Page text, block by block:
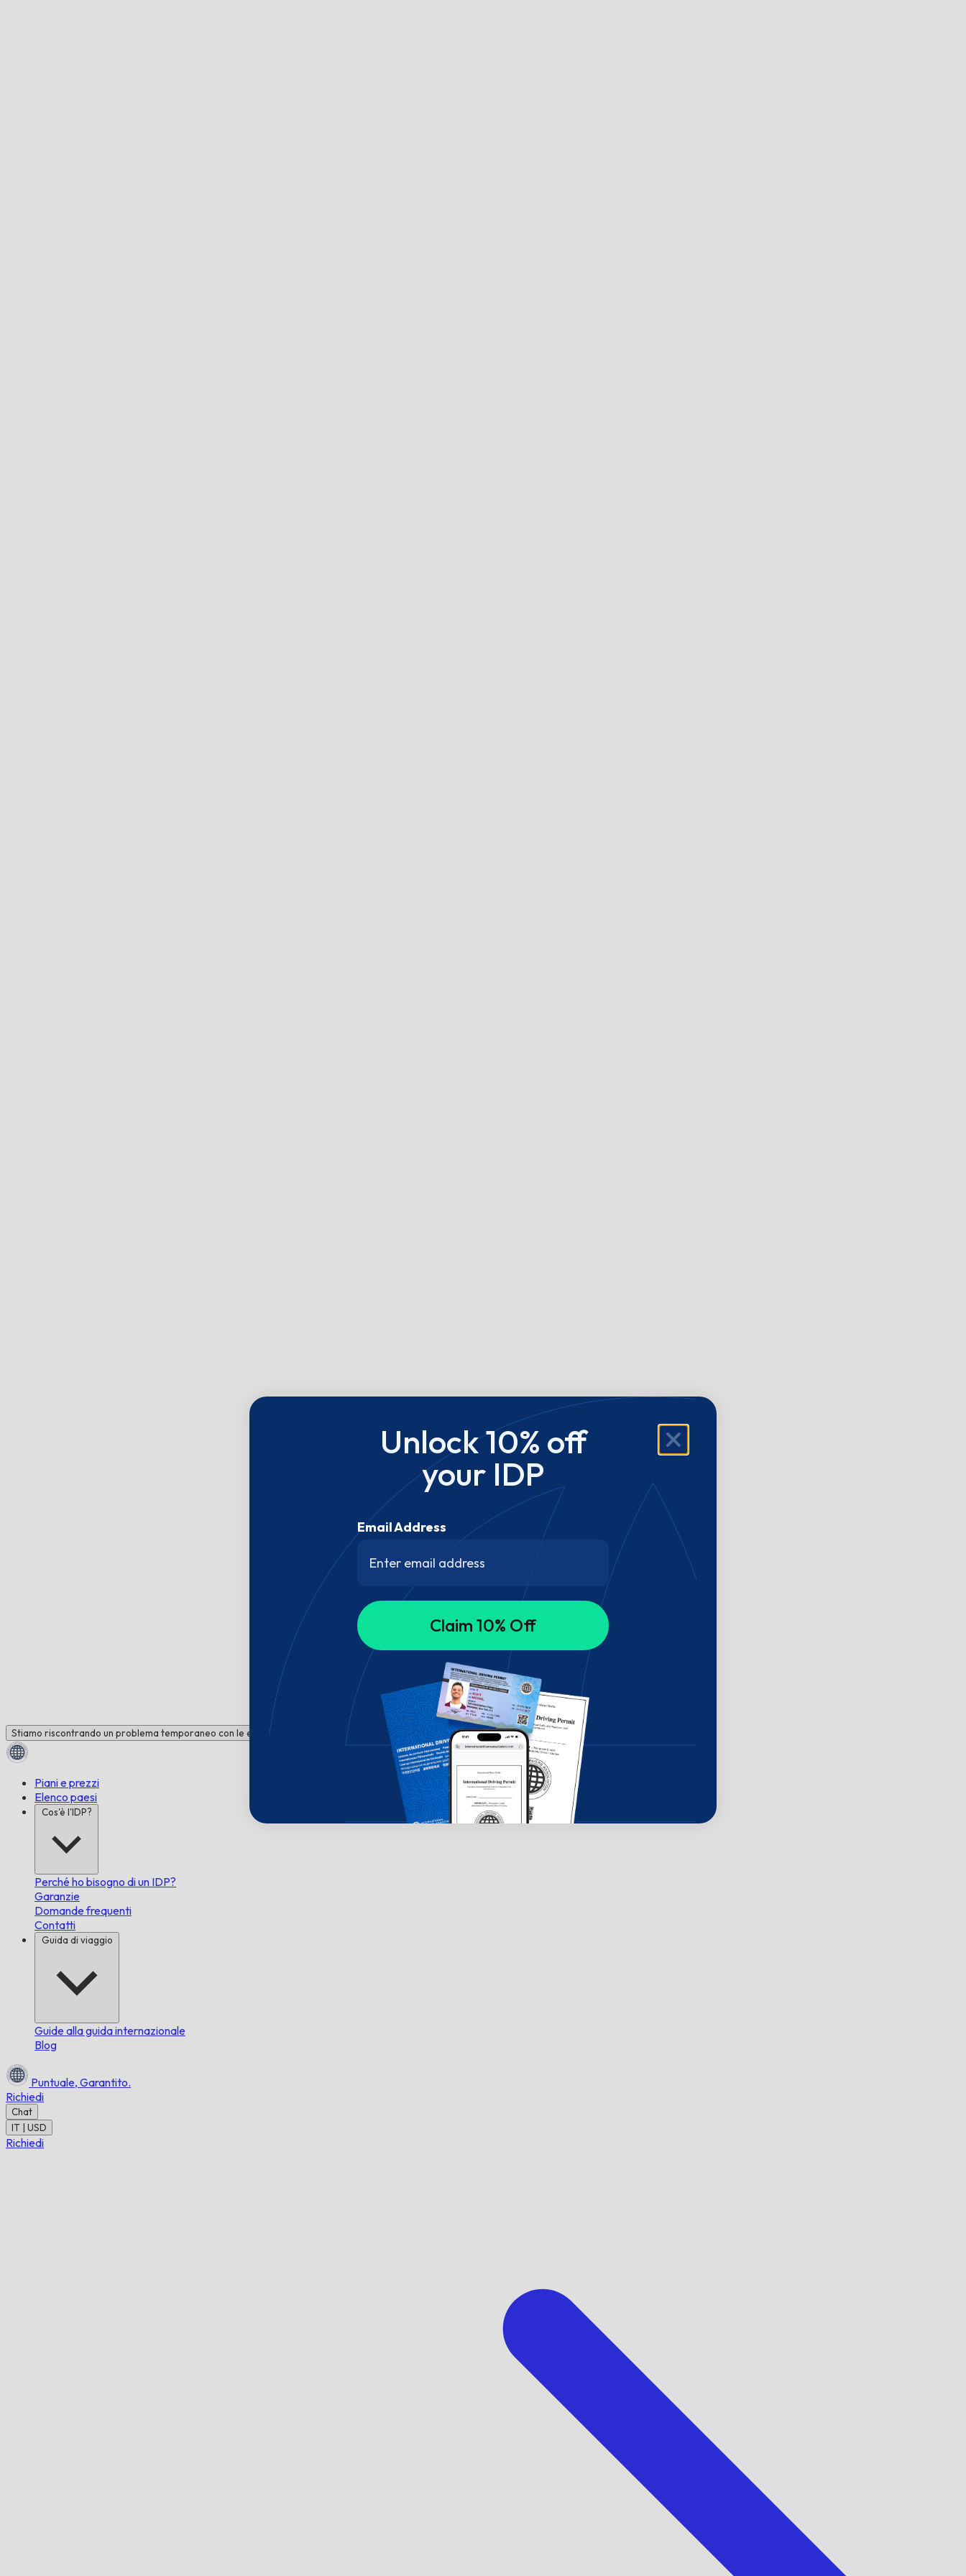
Stiamo riscontrando un problema temporaneo con le email. Hai bisogno di aiuto? Chatta con noi!
Piani e prezzi
Elenco paesi
Cos'è l'IDP?
Perché ho bisogno di un IDP?
Garanzie
Domande frequenti
Contatti
Guida di viaggio
Guide alla guida internazionale
Blog
Puntuale, Garantito.
Richiedi
Chat
IT | USD
Richiedi
Unlock 10% off
your IDP
Email Address
Claim 10% Off